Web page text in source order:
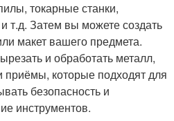
токарные станки,
Затем вы можете создать
макет вашего предмета.
и обработать металл,
приёмы, которые подходят для
безопасность и
инструментов.